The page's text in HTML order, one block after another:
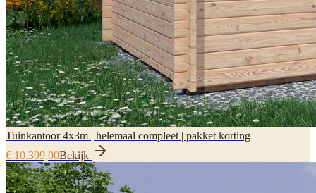
Tuinkantoor 4x3m | helemaal compleet | pakket korting
€ 10.399,00Bekijk